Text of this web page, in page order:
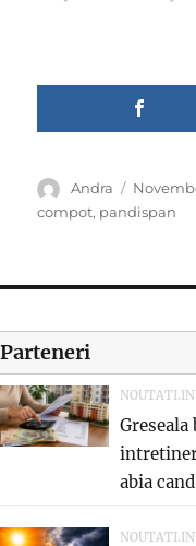
Author
Andra
Posted
on
compot, pandispan
Parteneri
abia